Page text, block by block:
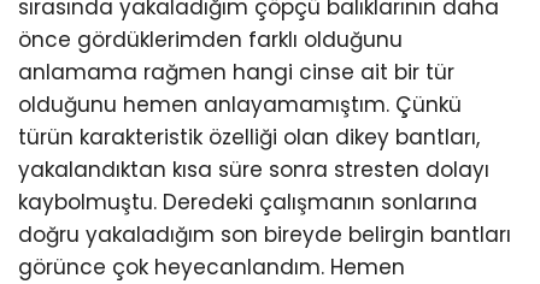
sırasında yakaladığım çöpçü balıklarının daha
önce gördüklerimden farklı olduğunu
anlamama rağmen hangi cinse ait bir tür
olduğunu hemen anlayamamıştım. Çünkü
türün karakteristik özelliği olan dikey bantları,
yakalandıktan kısa süre sonra stresten dolayı
kaybolmuştu. Deredeki çalışmanın sonlarına
doğru yakaladığım son bireyde belirgin bantları
görünce çok heyecanlandım. Hemen